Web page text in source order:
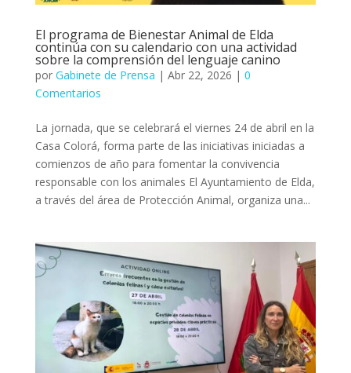
El programa de Bienestar Animal de Elda
continúa con su calendario con una actividad
sobre la comprensión del lenguaje canino
por Gabinete de Prensa | Abr 22, 2026 | 0
Comentarios
La jornada, que se celebrará el viernes 24 de abril en la
Casa Colorá, forma parte de las iniciativas iniciadas a
comienzos de año para fomentar la convivencia
responsable con los animales El Ayuntamiento de Elda,
a través del área de Protección Animal, organiza una...